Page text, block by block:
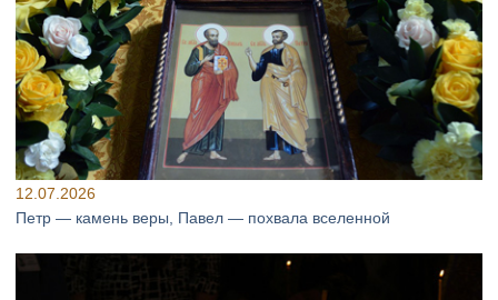
12.07.2026
Петр — камень веры, Павел — похвала вселенной